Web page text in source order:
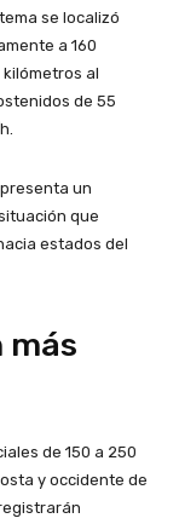
se localizó
a 160
al
de 55
un
que
estados del
más
de 150 a 250
y occidente de